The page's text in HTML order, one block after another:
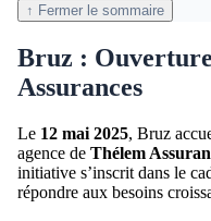
↑ Fermer le sommaire
Bruz : Ouverture
Assurances
Le 12 mai 2025, Bruz
agence de Thélem
initiative s’inscrit dans le
répondre aux besoins